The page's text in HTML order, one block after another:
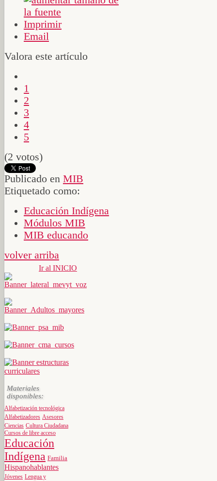
Imprimir
Email
Valora este artículo
1
2
3
4
5
(2 votos)
Publicado en MIB
Etiquetado como:
Educación Indígena
Módulos MIB
MIB educando
volver arriba
Ir al INICIO
Materiales
disponibles:
Alfabetización tecnológica
Alfabetizadores Asesores
Ciencias Cultura Ciudadana
Cursos de libre acceso
Educación
Indígena Familia
Hispanohablantes
Jóvenes Lengua y